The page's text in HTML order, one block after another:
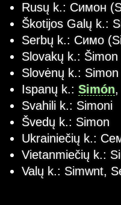
Rusų k.: Симон
Škotijos Galų k.:
Serbų k.: Симо
Slovakų k.: Šimon
Slovėnų k.: Simon
Ispanų k.: Simón,
Svahili k.: Simoni
Švedų k.: Simon
Ukrainiečių k.:
Vietanmiečių k.:
Valų k.: Simwnt,